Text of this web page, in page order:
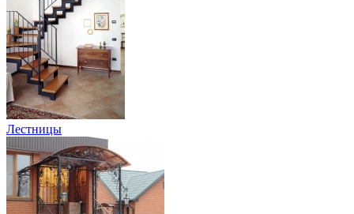
Лестницы